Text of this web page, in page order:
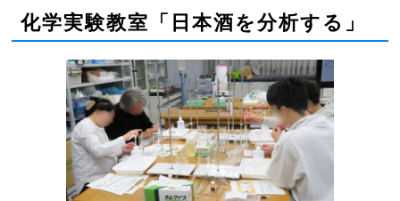
化学実験教室「日本酒を分析する」